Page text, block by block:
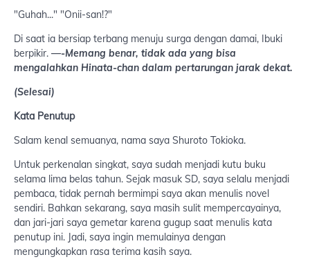
"Guhah..." "Onii-san!?"
Di saat ia bersiap terbang menuju surga dengan damai, Ibuki
berpikir. —-Memang benar, tidak ada yang bisa
mengalahkan Hinata-chan dalam pertarungan jarak dekat.
(Selesai)
Kata Penutup
Salam kenal semuanya, nama saya Shuroto Tokioka.
Untuk perkenalan singkat, saya sudah menjadi kutu buku
selama lima belas tahun. Sejak masuk SD, saya selalu menjadi
pembaca, tidak pernah bermimpi saya akan menulis novel
sendiri. Bahkan sekarang, saya masih sulit mempercayainya,
dan jari-jari saya gemetar karena gugup saat menulis kata
penutup ini. Jadi, saya ingin memulainya dengan
mengungkapkan rasa terima kasih saya.